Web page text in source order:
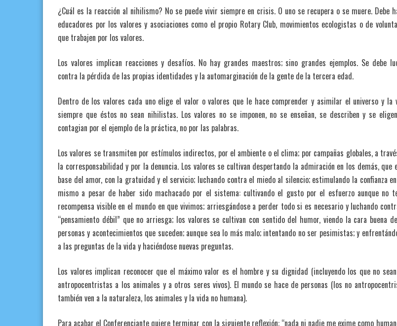
¿Cuál es la reacción al nihilismo? No se puede vivir siempre en crisis. O uno se recupera o se muere. Debe
educadores por los valores y asociaciones como el propio Rotary Club, movimientos ecologistas o de
que trabajen por los valores.
Los valores implican reacciones y desafíos. No hay grandes maestros; sino grandes ejemplos. Se debe
contra la pérdida de las propias identidades y la automarginación de la gente de la tercera edad.
Dentro de los valores cada uno elige el valor o valores que le hace comprender y asimilar el universo y la
siempre que éstos no sean nihilistas. Los valores no se imponen, no se enseñan, se describen y se
contagian por el ejemplo de la práctica, no por las palabras.
Los valores se transmiten por estímulos indirectos, por el ambiente o el clima; por campañas globales, a
la corresponsabilidad y por la denuncia. Los valores se cultivan despertando la admiración en los demás, que
base del amor, con la gratuidad y el servicio; luchando contra el miedo al silencio; estimulando la confianza
mismo a pesar de haber sido machacado por el sistema: cultivando el gusto por el esfuerzo aunque no
recompensa visible en el mundo en que vivimos; arriesgándose a perder todo si es necesario y luchando
“pensamiento débil” que no arriesga; los valores se cultivan con sentido del humor, viendo la cara buena
personas y acontecimientos que suceden; aunque sea lo más malo; intentando no ser pesimistas; y
a las preguntas de la vida y haciéndose nuevas preguntas.
Los valores implican reconocer que el máximo valor es el hombre y su dignidad (incluyendo los que no
antropocentristas a los animales y a otros seres vivos). El mundo se hace de personas (los no
también ven a la naturaleza, los animales y la vida no humana).
Para acabar el Conferenciante quiere terminar con la siguiente reflexión: “nada ni nadie me exime como